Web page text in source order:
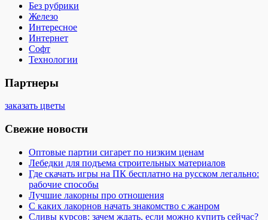
Без рубрики
Железо
Интересное
Интернет
Софт
Технологии
Партнеры
заказать цветы
Свежие новости
Оптовые партии сигарет по низким ценам
Лебедки для подъема строительных материалов
Где скачать игры на ПК бесплатно на русском легально:
рабочие способы
Лучшие лакорны про отношения
С каких лакорнов начать знакомство с жанром
Сливы курсов: зачем ждать, если можно купить сейчас?